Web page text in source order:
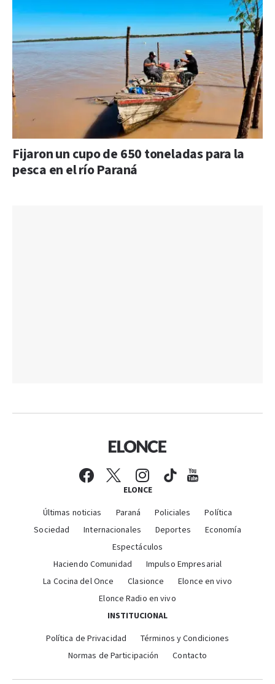
Fijaron un cupo de 650 toneladas para la
pesca en el río Paraná
ELONCE
Últimas noticias Paraná Policiales
Política
Sociedad
Internacionales Deportes
Economía
Espectáculos
Haciendo Comunidad
Impulso Empresarial
La Cocina del Once
Clasionce
Elonce en vivo
Elonce Radio en vivo
INSTITUCIONAL
Política de Privacidad
Términos y Condiciones
Normas de Participación
Contacto